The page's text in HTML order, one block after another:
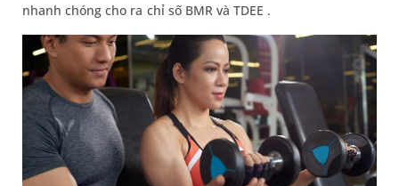
nhanh chóng cho ra chỉ số BMR và TDEE .